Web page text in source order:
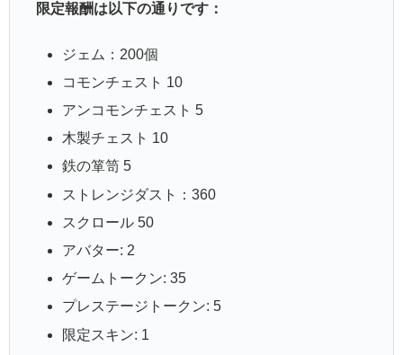
限定報酬は以下の通りです：
ジェム：200個
コモンチェスト 10
アンコモンチェスト 5
木製チェスト 10
鉄の箪笥 5
ストレンジダスト：360
スクロール 50
アバター: 2
ゲームトークン: 35
プレステージトークン: 5
限定スキン: 1